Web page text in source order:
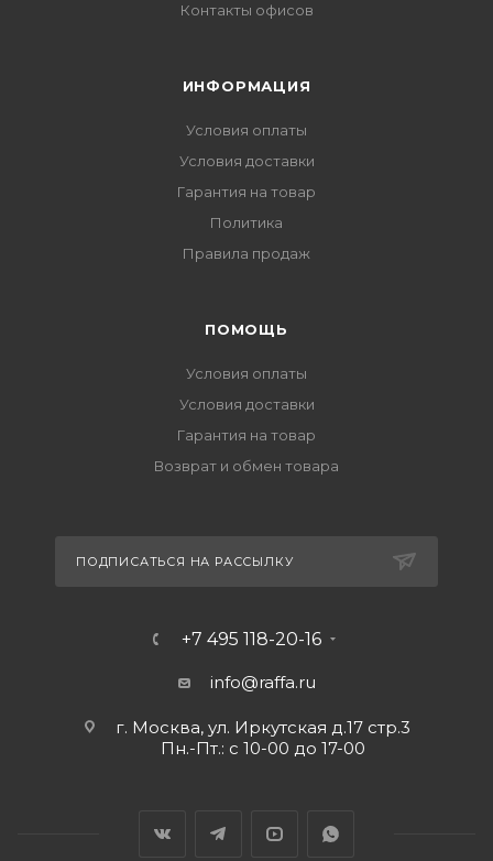
Контакты офисов
ИНФОРМАЦИЯ
Условия оплаты
Условия доставки
Гарантия на товар
Политика
Правила продаж
ПОМОЩЬ
Условия оплаты
Условия доставки
Гарантия на товар
Возврат и обмен товара
ПОДПИСАТЬСЯ НА РАССЫЛКУ
+7 495 118-20-16
info@raffa.ru
г. Москва, ул. Иркутская д.17 стр.3
Пн.-Пт.: с 10-00 до 17-00